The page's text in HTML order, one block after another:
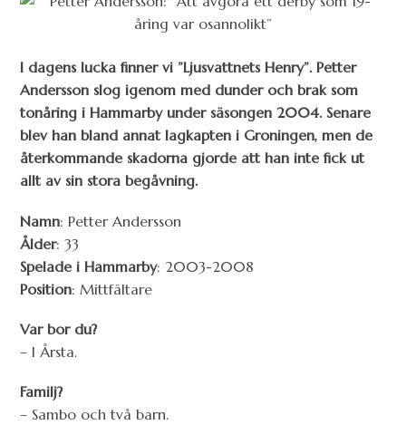
I dagens lucka finner vi ”Ljusvattnets Henry”. Petter
Andersson slog igenom med dunder och brak som
tonåring i Hammarby under säsongen 2004. Senare
blev han bland annat lagkapten i Groningen, men de
återkommande skadorna gjorde att han inte fick ut
allt av sin stora begåvning.
Namn: Petter Andersson
Ålder: 33
Spelade i Hammarby: 2003-2008
Position: Mittfältare
Var bor du?
– I Årsta.
Familj?
– Sambo och två barn.